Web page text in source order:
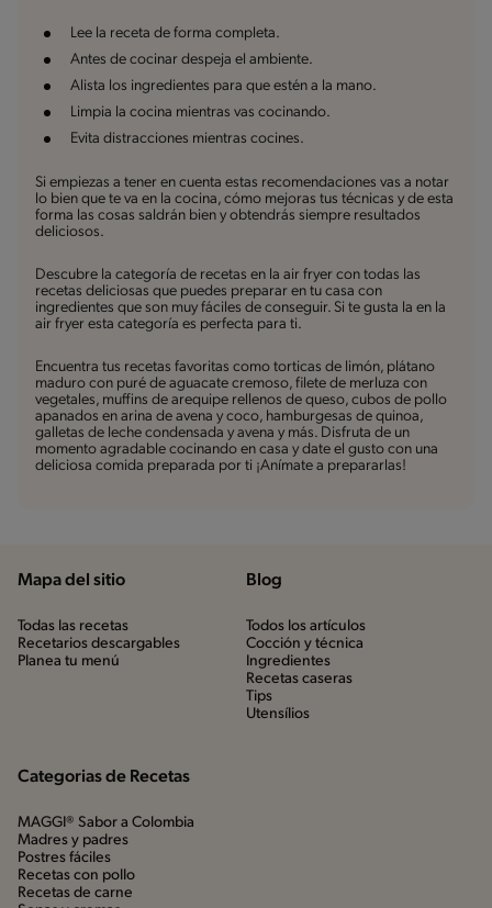
Lee la receta de forma completa.
Antes de cocinar despeja el ambiente.
Alista los ingredientes para que estén a la mano.
Limpia la cocina mientras vas cocinando.
Evita distracciones mientras cocines.
Si empiezas a tener en cuenta estas recomendaciones vas a notar
lo bien que te va en la cocina, cómo mejoras tus técnicas y de esta
forma las cosas saldrán bien y obtendrás siempre resultados
deliciosos.
Descubre la categoría de recetas en la air fryer con todas las
recetas deliciosas que puedes preparar en tu casa con
ingredientes que son muy fáciles de conseguir. Si te gusta la en la
air fryer esta categoría es perfecta para ti.
Encuentra tus recetas favoritas como torticas de limón, plátano
maduro con puré de aguacate cremoso, filete de merluza con
vegetales, muffins de arequipe rellenos de queso, cubos de pollo
apanados en arina de avena y coco, hamburgesas de quinoa,
galletas de leche condensada y avena y más. Disfruta de un
momento agradable cocinando en casa y date el gusto con una
deliciosa comida preparada por ti ¡Anímate a prepararlas!
Mapa del sitio
Todas las recetas
Recetarios descargables
Planea tu menú
Blog
Todos los artículos
Cocción y técnica
Ingredientes
Recetas caseras
Tips
Utensílios
Categorias de Recetas
MAGGI® Sabor a Colombia
Madres y padres
Postres fáciles
Recetas con pollo
Recetas de carne